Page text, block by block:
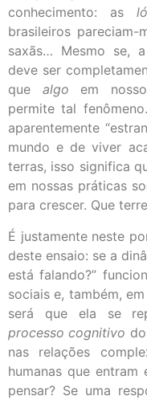
conhecimento: as
brasileiros pareciam-
saxãs… Mesmo se,
deve ser
que algo em
permite tal
aparentemente
mundo e de viver
terras, isso significa
em nossas práticas
para crescer. Que
É justamente neste
deste ensaio: se a
está falando?”
sociais e, também,
será que ela se
processo cognitivo
nas relações
humanas que
pensar? Se uma